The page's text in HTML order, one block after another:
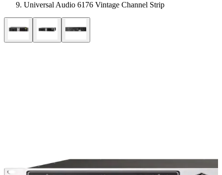
Universal Audio 6176 Vintage Channel Strip